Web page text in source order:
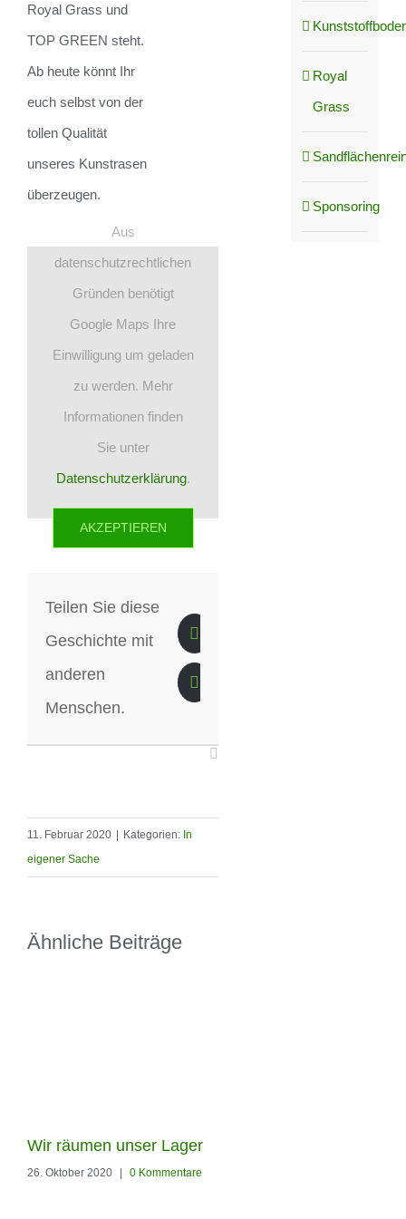
Royal Grass und
TOP GREEN steht.
Ab heute könnt Ihr
euch selbst von der
tollen Qualität
unseres Kunstrasen
überzeugen.
Aus
datenschutzrechtlichen
Gründen benötigt
Google Maps Ihre
Einwilligung um geladen
zu werden. Mehr
Informationen finden
Sie unter
Datenschutzerklärung.
AKZEPTIEREN
Teilen Sie diese
Geschichte mit
anderen
Menschen.
11. Februar 2020 | Kategorien: In
eigener Sache
Ähnliche Beiträge
Wir räumen unser Lager
26. Oktober 2020 0 Kommentare
Royal
Grass
Sponsoring